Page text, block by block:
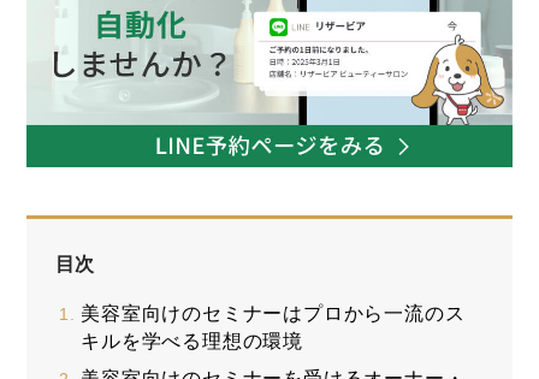
目次
美容室向けのセミナーはプロから一流のス
キルを学べる理想の環境